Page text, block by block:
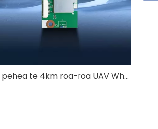
Me pehea te 4km roa-roa UAV Whakawhiti Atahanga Pūnaha Whakapumau Te Kounga Ataata?